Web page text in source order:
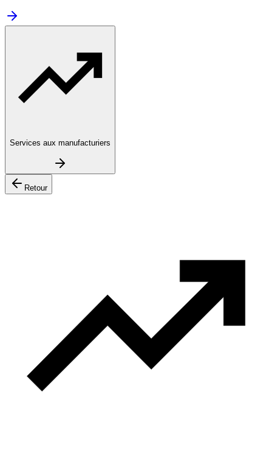
Services aux manufacturiers
Retour